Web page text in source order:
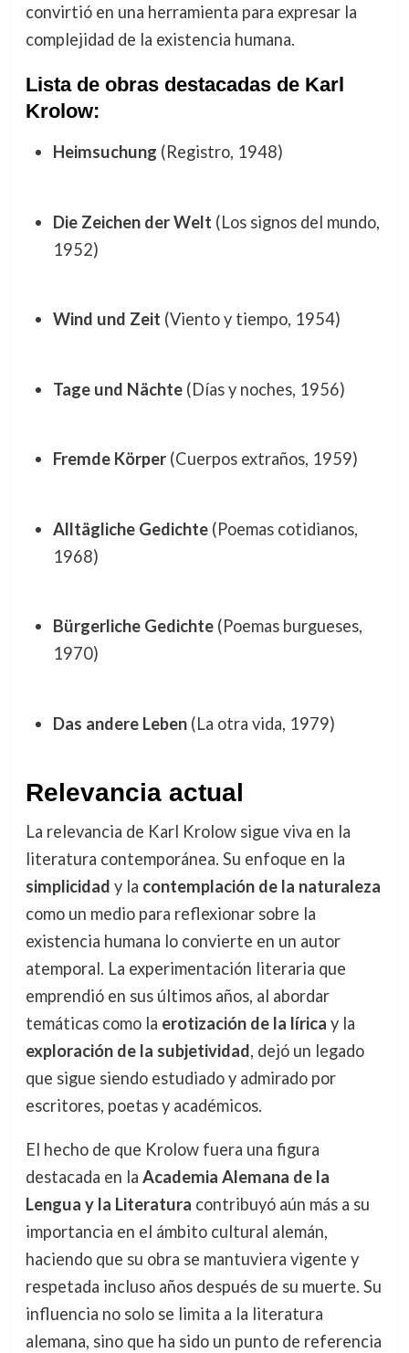
convirtió en una herramienta para expresar la
complejidad de la existencia humana.
Lista de obras destacadas de Karl
Krolow:
Heimsuchung (Registro, 1948)
Die Zeichen der Welt (Los signos del mundo,
1952)
Wind und Zeit (Viento y tiempo, 1954)
Tage und Nächte(Días y noches, 1956)
Fremde Körper(Cuerpos extraños, 1959)
Alltägliche Gedichte(Poemas cotidianos,
1968)
Bürgerliche Gedichte(Poemas burgueses,
1970)
Das andere Leben(La otra vida, 1979)
Relevancia actual
La relevancia de Karl Krolow sigue viva en la
literatura contemporánea. Su enfoque en la
simplicidad y la contemplación de la naturaleza
como un medio para reflexionar sobre la
existencia humana lo convierte en un autor
atemporal. La experimentación literaria que
emprendió en sus últimos años, al abordar
temáticas como la erotización de la lírica y la
exploración de la subjetividad, dejó un legado
que sigue siendo estudiado y admirado por
escritores, poetas y académicos.
El hecho de que Krolow fuera una figura
destacada en la Academia Alemana de la
Lengua y la Literatura contribuyó aún más a su
importancia en el ámbito cultural alemán,
haciendo que su obra se mantuviera vigente y
respetada incluso años después de su muerte. Su
influencia no solo se limita a la literatura
alemana, sino que ha sido un punto de referencia